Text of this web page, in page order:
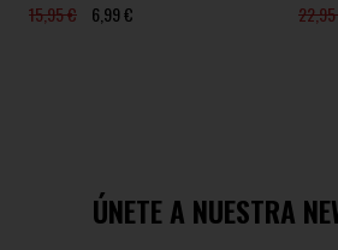
15,95 € 6,99 €
ÚNETE A NUESTRA